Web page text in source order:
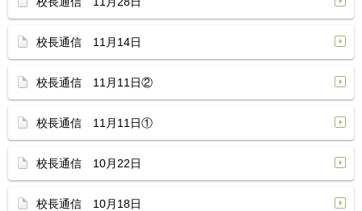
校長通信 11月14日
校長通信 11月11日②
校長通信 11月11日①
校長通信 10月22日
校長通信 10月18日